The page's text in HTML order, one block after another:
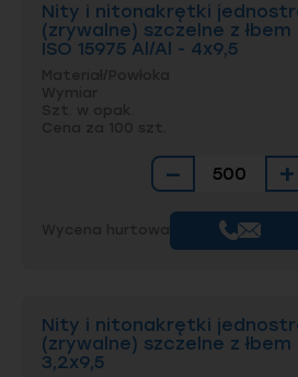
Nity i nitonakrętki
(zrywalne) szczelne z łbem
ISO 15975 Al/Al - 4x9,5
− +
Nity i nitonakrętki
(zrywalne) szczelne z łbem
3,2x9,5